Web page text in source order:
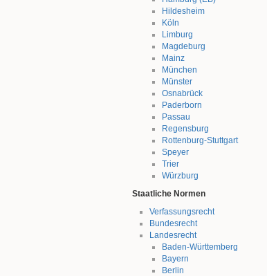
Hildesheim
Köln
Limburg
Magdeburg
Mainz
München
Münster
Osnabrück
Paderborn
Passau
Regensburg
Rottenburg-Stuttgart
Speyer
Trier
Würzburg
Staatliche Normen
Verfassungsrecht
Bundesrecht
Landesrecht
Baden-Württemberg
Bayern
Berlin